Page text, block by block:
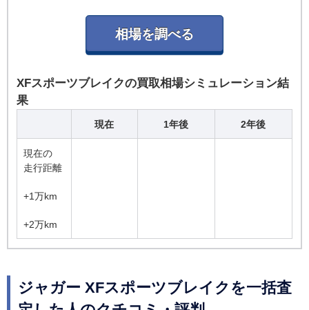
XFスポーツブレイクの買取相場シミュレーション結
果
現在 1年後 2年後
現在の
走行距離
+1万km
+2万km
ジャガー XFスポーツブレイクを一括査